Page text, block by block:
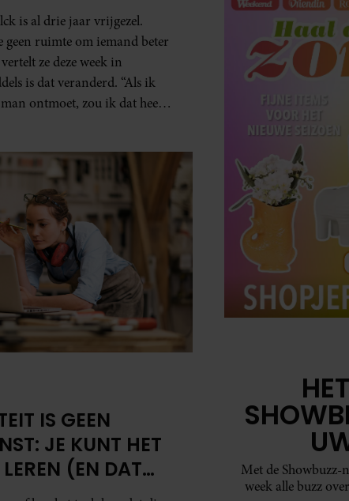
is al drie jaar vrijgezel.
geen ruimte om iemand beter
ze deze week in
is dat veranderd. “Als ik
ontmoet, zou ik dat heel
IS GEEN
JE KUNT HET
(EN DAT
Met de
week alle buzz